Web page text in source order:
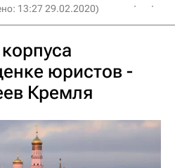
13:27 29.02.2020)
юристов -
Кремля